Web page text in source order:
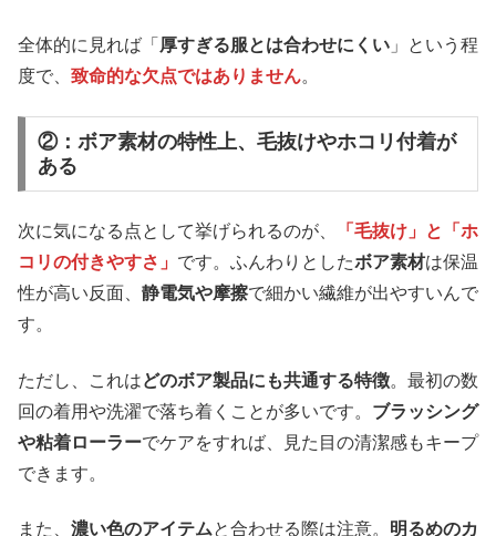
全体的に見れば「 厚すぎる服とは合わせにくい 」という程
度で、 致命的な欠点ではありません。
②：ボア素材の特性上、毛抜けやホコリ付着が
ある
次に気になる点として挙げられるのが、
「毛抜け」と「ホ
コリの付きやすさ」 です。ふんわりとしたボア素材は保温
性が高い反面、 静電気や摩擦で細かい繊維が出やすいんで
す。
ただし、これはどのボア製品にも共通する特徴。最初の数
回の着用や洗濯で落ち着くことが多いです。 ブラッシング
や粘着ローラーでケアをすれば、見た目の清潔感もキープ
できます。
また、 濃い色のアイテムと合わせる際は注意。 明るめのカ